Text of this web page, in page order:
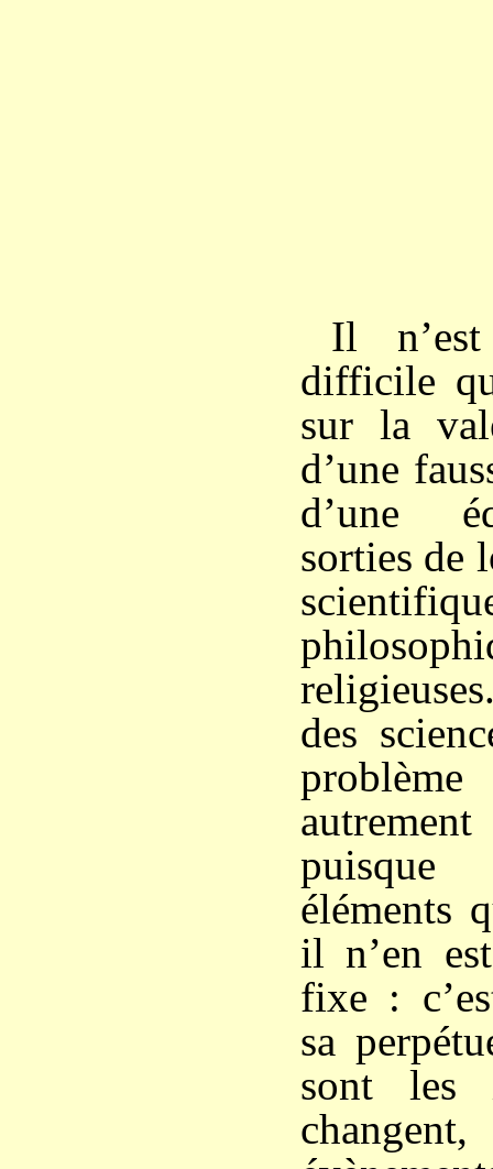
Il
difficile
sur la
d’une
d’une
sorties de
des
éléments
il n’en
fixe :
sa
sont les